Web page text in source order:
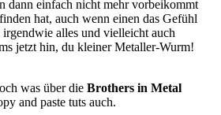
dann einfach nicht mehr vorbeikommt
hat, auch wenn einen das Gefühl
alles und vielleicht auch
jetzt hin, du kleiner Metaller-Wurm!
was über die Brothers in Metal
and paste tuts auch.